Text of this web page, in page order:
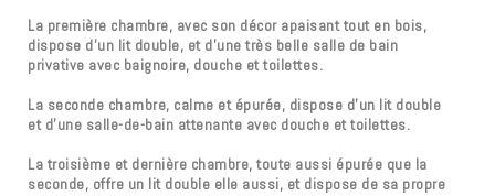
La première chambre, avec son décor apaisant tout en bois,
dispose d’un lit double, et d’une très belle salle de bain
privative avec baignoire, douche et toilettes.
La seconde chambre, calme et épurée, dispose d’un lit double
et d’une salle-de-bain attenante avec douche et toilettes.
La troisième et dernière chambre, toute aussi épurée que la
seconde, offre un lit double elle aussi, et dispose de sa propre